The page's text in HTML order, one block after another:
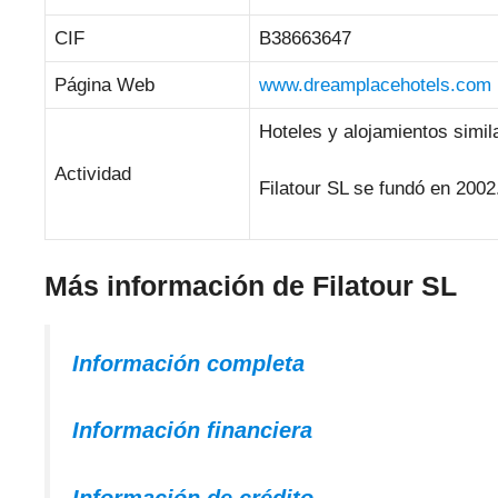
CIF B38663647
Página Web www.dreamplacehotels.com
Actividad
Hoteles y alojamientos
Filatour SL se fundó en
Más información de Filatour SL
Información completa
Información financiera